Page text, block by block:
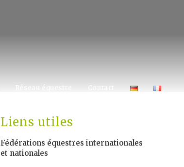
Réseau équestre Contact
Liens utiles
Fédérations équestres internationales
et nationales